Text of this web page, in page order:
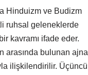
Hinduizm ve Budizm
ruhsal geleneklerde
kavramı ifade eder.
arasında bulunan ajna
ilişkilendirilir. Üçüncü